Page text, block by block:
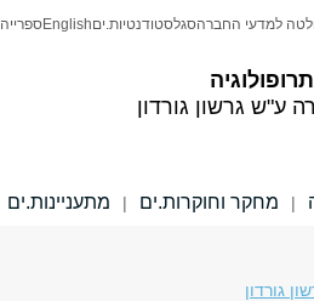
ע"ש גרשון גורדון
למדעי החברהסגלסטודנטיות.יםEnglishספרייה
| מחקר וחוקרות.ים | מתעניינות.ים
גורדון